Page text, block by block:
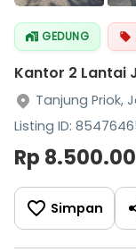
GEDUNG
Kantor 2 Lantai
Tanjung Priok,
Listing ID:
Rp
Simpan